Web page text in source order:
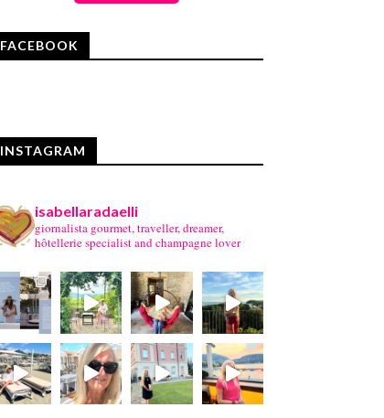
FACEBOOK
INSTAGRAM
isabellaradaelli
giornalista gourmet, traveller, dreamer,
hôtellerie specialist and champagne lover